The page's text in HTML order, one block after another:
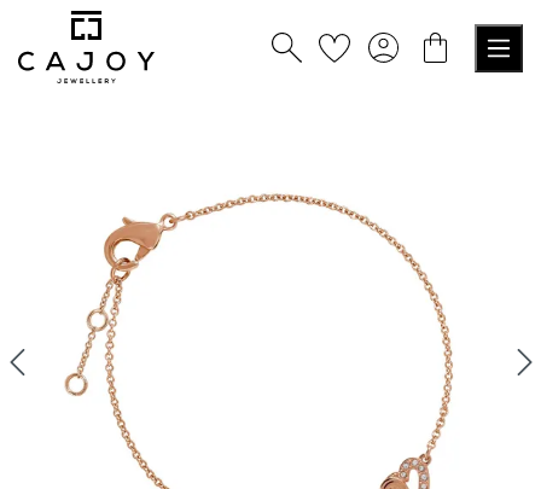
springen